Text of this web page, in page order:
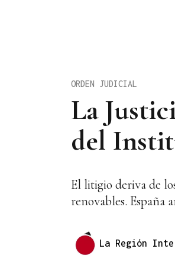
La
del
ORDEN JUDICIAL
El litigio deriva de
renovables. España
La Región